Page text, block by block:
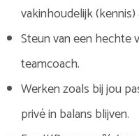
vakinhoudelijk
Steun van een hechte
teamcoach.
Werken zoals bij jou
privé in balans blijven.